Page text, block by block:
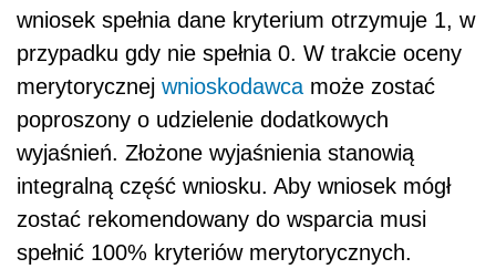
wniosek spełnia dane kryterium otrzymuje 1, w
przypadku gdy nie spełnia 0. W trakcie oceny
merytorycznej wnioskodawca może zostać
poproszony o udzielenie dodatkowych
wyjaśnień. Złożone wyjaśnienia stanowią
integralną część wniosku. Aby wniosek mógł
zostać rekomendowany do wsparcia musi
spełnić 100% kryteriów merytorycznych.